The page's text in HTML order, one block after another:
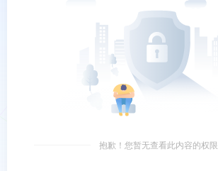
抱歉！您暂无查看此内容的权限